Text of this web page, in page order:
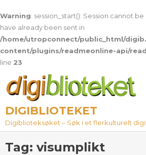
Warning: session_start(): Session cannot
have already been sent in
/home/utropconnect/public_html/
content/plugins/readmeonline-api/
line 23
content
DIGIBLIOTEKET
Digiblioteksøket – Søk i et flerkulturelt
Tag: visumplikt